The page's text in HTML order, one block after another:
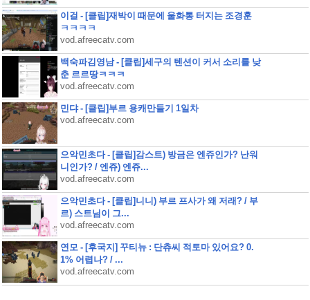
이걸 - [클립]재박이 때문에 울화통 터지는 조경훈
ㅋㅋㅋㅋ
vod.afreecatv.com
백숙파김영남 - [클립]세구의 텐션이 커서 소리를 낮
춘 르르땅ㅋㅋㅋ
vod.afreecatv.com
민댜 - [클립]부르 용캐만들기 1일차
vod.afreecatv.com
으악민초다 - [클립]감스트) 방금은 엔쥬인가? 난워
니인가? / 엔쥬) 엔쥬...
vod.afreecatv.com
으악민초다 - [클립]니니) 부르 프사가 왜 저래? / 부
르) 스트님이 그...
vod.afreecatv.com
연모 - [후국지] 꾸티뉴 : 단츄씨 적토마 있어요? 0.
1% 어렵나? / ...
vod.afreecatv.com